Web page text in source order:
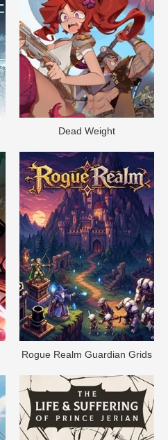
Dead Weight
Rogue Realm Guardian Grids